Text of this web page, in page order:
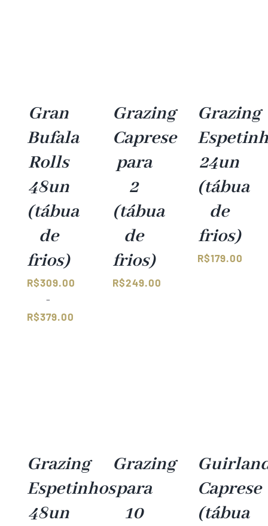
Gran
Bufala
Rolls
48un
(tábua
de
frios)
R$309.00
–
R$379.00
Grazing
Caprese
para
2
(tábua
de
frios)
R$249.00
Grazing
24un
(tábua
de
frios)
R$179.00
Grazing
Espetinhos
48un
Grazing
para
10
Caprese
(tábua